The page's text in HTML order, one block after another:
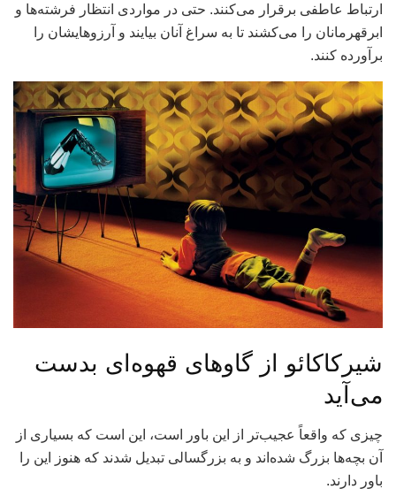
ارتباط عاطفی برقرار می‌کنند. حتی در مواردی انتظار فرشته‌ها و
ابرقهرمانان را می‌کشند تا به سراغ آنان بیایند و آرزوهایشان را
برآورده کنند.
شیرکاکائو از گاوهای قهوه‌ای بدست
می‌آید
چیزی که واقعاً عجیب‌تر از این باور است، این است که بسیاری از
آن بچه‌ها بزرگ شده‌اند و به بزرگسالی تبدیل شدند که هنوز این را
باور دارند.